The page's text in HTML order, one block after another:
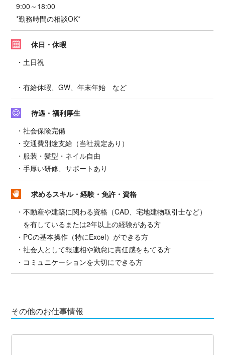
9:00～18:00
*勤務時間の相談OK*
休日・休暇
・土日祝
・有給休暇、GW、年末年始 など
待遇・福利厚生
・社会保険完備
・交通費別途支給（当社規定あり）
・服装・髪型・ネイル自由
・手厚い研修、サポートあり
求めるスキル・経験・免許・資格
・不動産や建築に関わる資格（CAD、宅地建物取引士など）
を有しているまたは2年以上の経験がある方
・PCの基本操作（特にExcel）ができる方
・社会人として報連相や勤怠に責任感をもてる方
・コミュニケーションを大切にできる方
その他のお仕事情報